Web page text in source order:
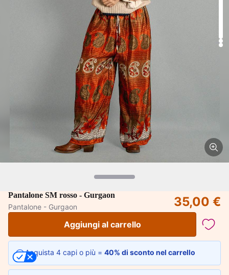
Pantalone SM rosso - Gurgaon
Pantalone - Gurgaon
35,00 €
Aggiungi al carrello
Acquista 4 capi o più = 40% di sconto nel carrello